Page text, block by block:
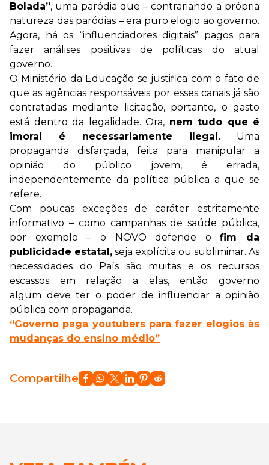
Bolada”, uma paródia que – contrariando a própria
natureza das paródias – era puro elogio ao governo.
Agora, há os “influenciadores digitais” pagos para
fazer análises positivas de políticas do atual
governo.
O Ministério da Educação se justifica com o fato de
que as agências responsáveis por esses canais já são
contratadas mediante licitação, portanto, o gasto
está dentro da legalidade. Ora, nem tudo que é
imoral é necessariamente ilegal. Uma
propaganda disfarçada, feita para manipular a
opinião do público jovem, é errada,
independentemente da política pública a que se
refere.
Com poucas exceções de caráter estritamente
informativo – como campanhas de saúde pública,
por exemplo – o NOVO defende ofim da
publicidade estatal, seja explícita ou subliminar. As
necessidades do País são muitas e os recursos
escassos em relação a elas, então governo
algum deve ter o poder de influenciar a opinião
pública com propaganda.
“Governo paga youtubers para fazer elogios às
mudanças do ensino médio”
Compartilhe